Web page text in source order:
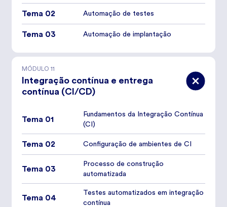
Tema 02 Automação de testes
Tema 03 Automação de implantação
MÓDULO 11
Integração contínua e entrega
contínua (CI/CD)
Tema 01
Fundamentos da Integração Contínua
(CI)
Tema 02 Configuração de ambientes de CI
Tema 03
Processo de construção
automatizada
Tema 04
Testes automatizados em integração
contínua